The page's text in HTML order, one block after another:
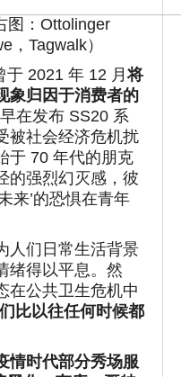
：Ottolinger
，Tagwalk）
2021 年 12 月 将
象归因于消费者的
在发布 SS20 系
被社会经济危机扰
70 年代的朋克
的强烈幻灭感，彼
来’的恐惧在青年
人们日常生活背景
绪得以平息。然
在公共卫生危机中
比以往任何时候都
情时代部分秀场服